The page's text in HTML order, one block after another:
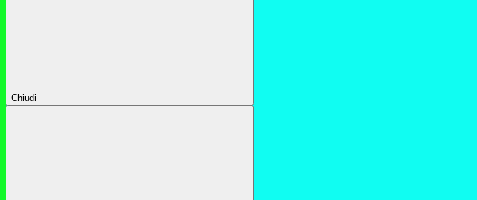
Chiudi